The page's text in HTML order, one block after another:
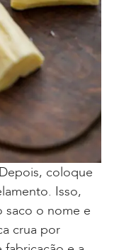
coloque
Isso,
saco o nome e
crua por